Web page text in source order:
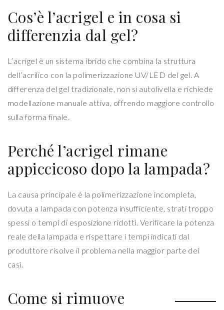
Cos’è l’acrigel e in cosa si
differenzia dal gel?
L’acrigel è un sistema ibrido che combina la struttura
dell’acrilico con la polimerizzazione UV/LED del gel. A
differenza del gel tradizionale, non si autolivella e richiede
modellazione manuale attiva, offrendo maggiore controllo
sulla forma finale.
Perché l’acrigel rimane
appiccicoso dopo la lampada?
La causa principale è la polimerizzazione incompleta,
dovuta a lampada con potenza insufficiente, strati troppo
spessi o tempi di esposizione ridotti. Verificare la potenza
reale della lampada e rispettare i tempi indicati dal
produttore risolve il problema nella maggior parte dei
casi.
Come si rimuove